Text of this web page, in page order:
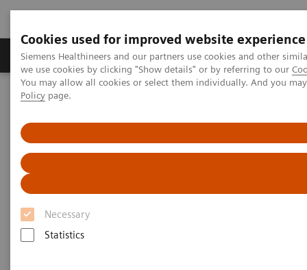
Cookies used for improved website experience
Siemens Healthineers and our partners use cookies and other
we use cookies by clicking "Show details" or by referring to our
You may allow all cookies or select them individually. And you
Policy page.
Necessary
Statistics
Productos y servicios Especialidades Clínicas
Siemens Healthineers Latinoamérica
Scientific Presentations
Symbia Pro.specta: Putting the "Pro" in SPECT/CT imaging
Symbia Pro.specta: Putting the
"Pro" in SPECT/CT imaging